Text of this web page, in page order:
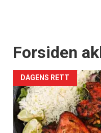
Forsiden
DAGENS RETT